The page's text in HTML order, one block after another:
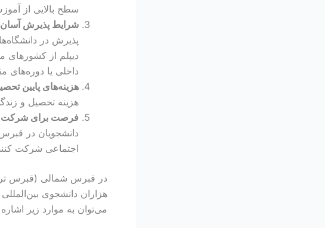
سطح بالایی از
شرایط پذیرش آسان
پذیرش در
دیپلم از کشورهای
داخلی یا دوره‌های
هزینه‌های پایین
هزینه تحصیل و
فرصت برای شرکت
دانشجویان در
اجتماعی شرکت
در قبرس شمالی (قبرس
هزاران دانشجوی
می‌توان به موارد زیر